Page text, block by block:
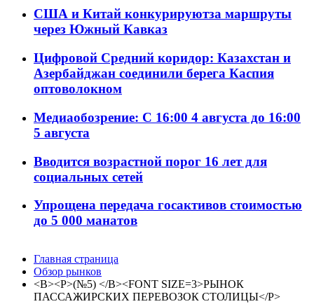
США и Китай конкурируютза маршруты
через Южный Кавказ
Цифровой Средний коридор: Казахстан и
Азербайджан соединили берега Каспия
оптоволокном
Медиаобозрение: С 16:00 4 августа до 16:00
5 августа
Вводится возрастной порог 16 лет для
социальных сетей
Упрощена передача госактивов стоимостью
до 5 000 манатов
Главная страница
Обзор рынков
<B><P>(№5) </B><FONT SIZE=3>РЫНОК
ПАССАЖИРСКИХ ПЕРЕВОЗОК СТОЛИЦЫ</P>